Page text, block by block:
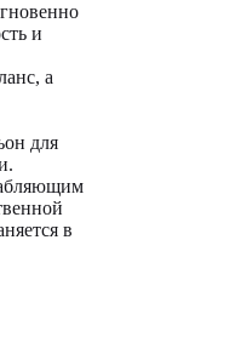
и
а
для
в